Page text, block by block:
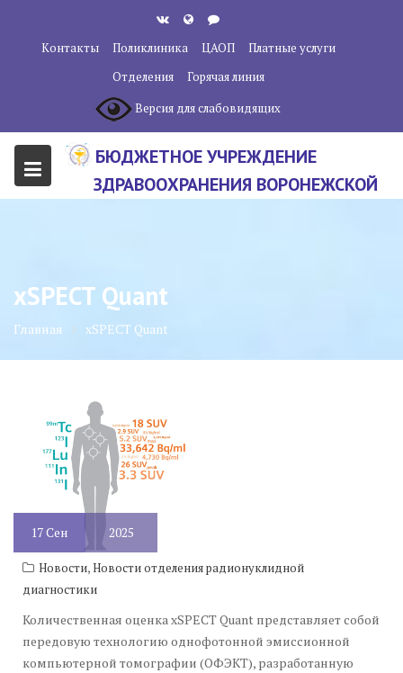
содержанию
Контакты Поликлиника ЦАОП
Платные услуги
Отделения
Горячая линия
Версия для слабовидящих
БЮДЖЕТНОЕ УЧРЕЖДЕНИЕ
ЗДРАВООХРАНЕНИЯ ВОРОНЕЖСКОЙ
ЦЕНТР"
xSPECT Quant
Главная xSPECT Quant
17Сен 2025
Новости,Новости отделения радионуклидной
диагностики
Количественная оценка xSPECT Quant представляет собой
передовую технологию однофотонной эмиссионной
компьютерной томографии (ОФЭКТ), разработанную